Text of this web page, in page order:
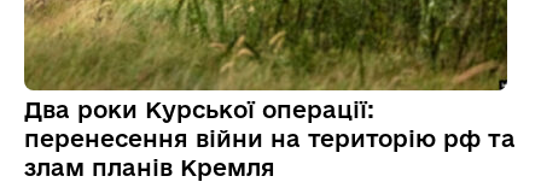
Два роки Курської операції:
перенесення війни на територію рф та
злам планів Кремля